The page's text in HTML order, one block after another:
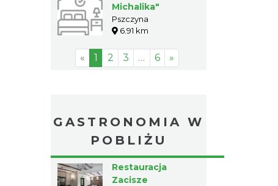
Michalika"
Pszczyna
6.91 km
« 1 2 3 … 6 »
GASTRONOMIA W
POBLIŻU
Restauracja
Zacisze